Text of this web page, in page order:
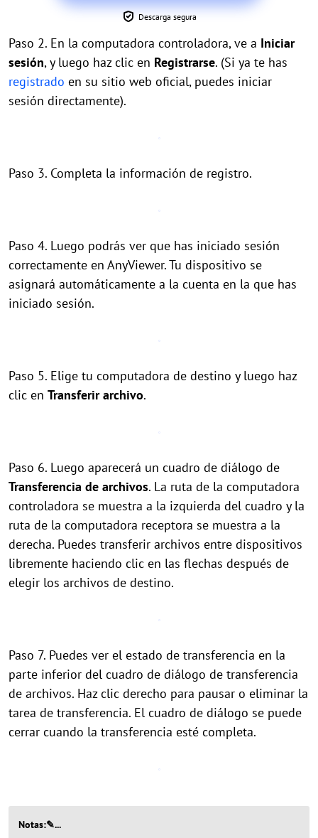
Descarga segura
Paso 2. En la computadora controladora, ve a Iniciar
sesión, y luego haz clic en Registrarse. (Si ya te has
registrado en su sitio web oficial, puedes iniciar
sesión directamente).
Paso 3. Completa la información de registro.
Paso 4. Luego podrás ver que has iniciado sesión
correctamente en AnyViewer. Tu dispositivo se
asignará automáticamente a la cuenta en la que has
iniciado sesión.
Paso 5. Elige tu computadora de destino y luego haz
clic en Transferir archivo.
Paso 6. Luego aparecerá un cuadro de diálogo de
Transferencia de archivos. La ruta de la computadora
controladora se muestra a la izquierda del cuadro y la
ruta de la computadora receptora se muestra a la
derecha. Puedes transferir archivos entre dispositivos
libremente haciendo clic en las flechas después de
elegir los archivos de destino.
Paso 7. Puedes ver el estado de transferencia en la
parte inferior del cuadro de diálogo de transferencia
de archivos. Haz clic derecho para pausar o eliminar la
tarea de transferencia. El cuadro de diálogo se puede
cerrar cuando la transferencia esté completa.
Notas:✎...